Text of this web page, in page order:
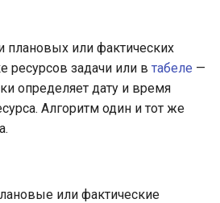
плановых или фактических
ресурсов задачи или в табеле —
определяет дату и время
Алгоритм один и тот же
или фактические